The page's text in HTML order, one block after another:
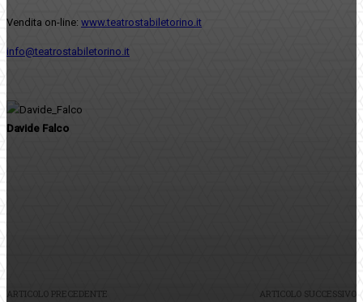
Vendita on-line: www.teatrostabiletorino.it
info@teatrostabiletorino.it
Davide Falco
ARTICOLO PRECEDENTE ARTICOLO SUCCESSIVO